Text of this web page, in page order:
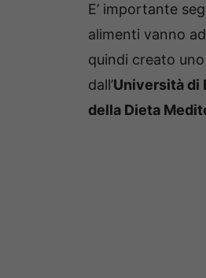
E’ importante
alimenti vanno
quindi creato
dall’Università di
della Dieta